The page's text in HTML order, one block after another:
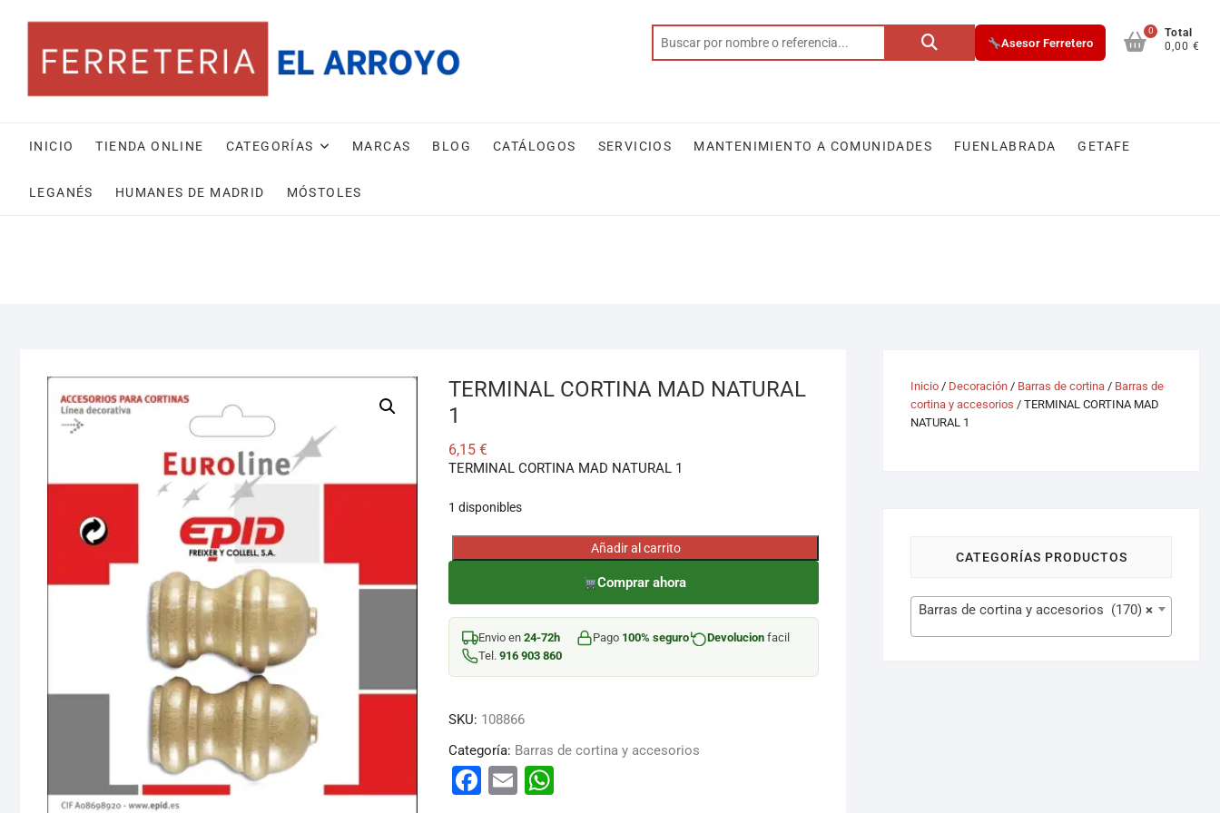
contenido
Buscar
Asesor Ferretero
0
Total
0,00 €
INICIO TIENDA ONLINE CATEGORÍAS MARCAS BLOG CATÁLOGOS SERVICIOS MANTENIMIENTO A COMUNIDADES FUENLABRADA GETAFE
LEGANÉS HUMANES DE MADRID MÓSTOLES
TERMINAL CORTINA MAD NATURAL
1
6,15 €
TERMINAL CORTINA MAD NATURAL 1
1 disponibles
TERMINAL
MAD
NATURAL
cantidad
Añadir al carrito
Comprar ahora
Envio en 24-72h Pago 100% seguro Devolucion facil
Tel. 916 903 860
SKU: 108866
Categoría: Barras de cortina y accesorios
F
E
Inicio / Decoración / Barras de cortina / Barras de
cortina y accesorios / TERMINAL CORTINA MAD
NATURAL 1
CATEGORÍAS PRODUCTOS
×
Barras de cortina y accesorios (170)